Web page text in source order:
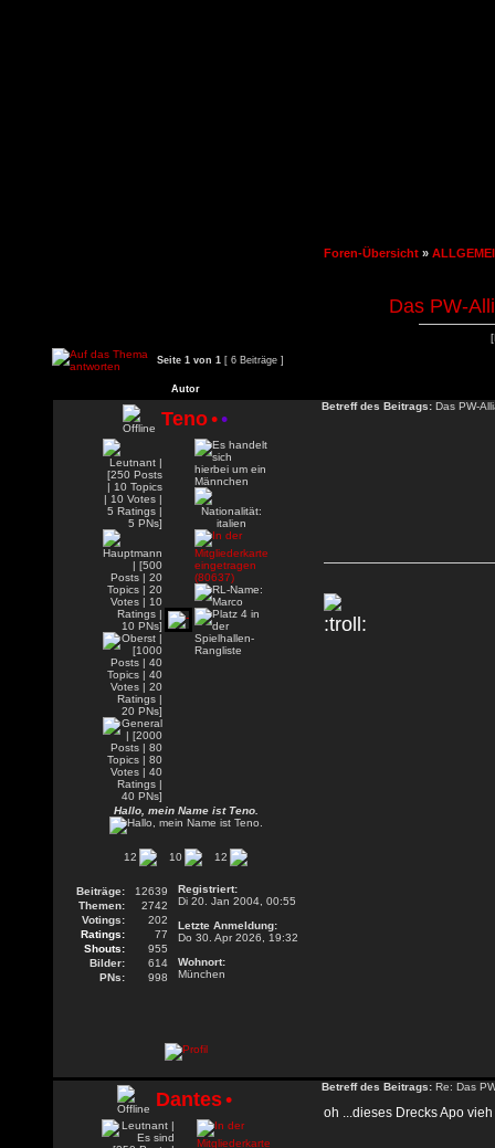
Foren-Übersicht »
Das PW-
Seite 1 von 1 [ 6 Beiträge ]
Autor
Teno••
Hallo, mein Name ist Teno.
12 10 12
Beiträge:
12639
Themen:
2742
Votings:
202
Ratings:
77
Shouts:
955
Bilder:
614
PNs:
998
Registriert:
Di 20. Jan 2004, 00:55
Letzte Anmeldung:
Do 30. Apr 2026, 19:32
Wohnort:
München
Betreff des Beitrags: Das PW-
Dantes•
Betreff des Beitrags: Re: Das
oh ...dieses Drecks Apo vieh